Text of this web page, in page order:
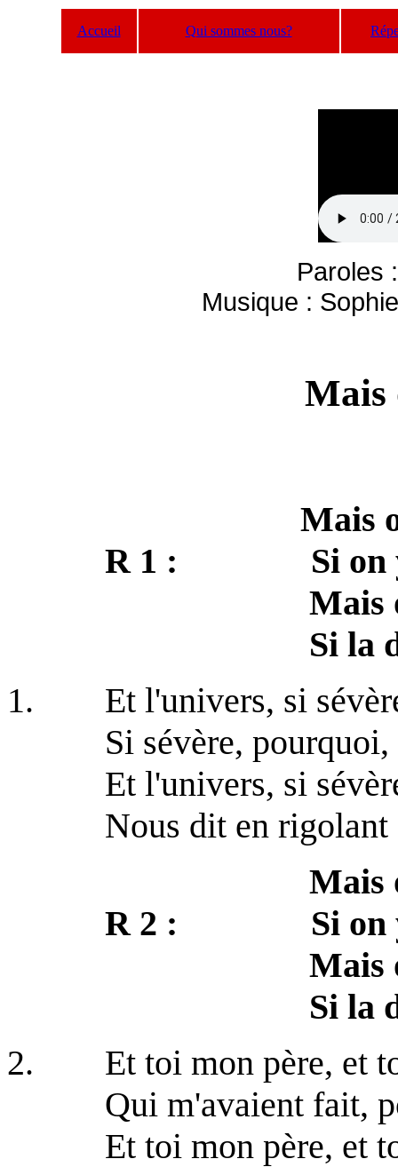
Accueil Qui sommes nous?
Paroles
Musique :
Mais
Mais
R 1 : Si on y va,
Mais où on
Si la do ré
1. Et l'univers, si
Si sévère, pourquoi,
Et l'univers, si
Nous dit en rigolant
Mais où on va,
R 2 : Si on y va,
Mais où on
Si la do ré
2. Et toi mon père, et
Qui m'avaient fait,
Et toi mon père, et toi